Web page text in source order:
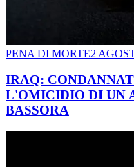
PENA DI MORTE2
IRAQ:
L'OMICIDIO DI UN
BASSORA